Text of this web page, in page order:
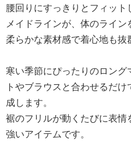
腰回りにすっきりとフィッ
メイドラインが、体のライン
柔らかな素材感で着心地も抜
寒い季節にぴったりのロン
トやブラウスと合わせるだ
成します。
裾のフリルが動くたびに表
強いアイテムです。